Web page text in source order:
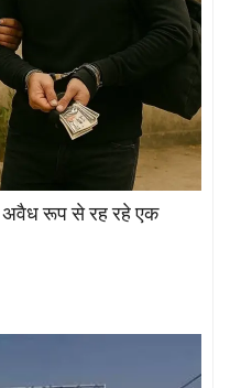
अवैध रूप से रह रहे एक